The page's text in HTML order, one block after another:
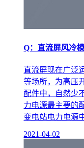
Q：直流屏风冷
直流屏现在广泛
等场所，为高压
配件中，自然少
力电源最主要的
变电站电力电源
2021-04-02